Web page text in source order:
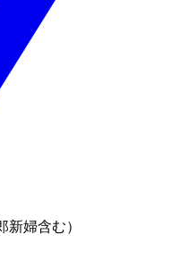
婦含む）